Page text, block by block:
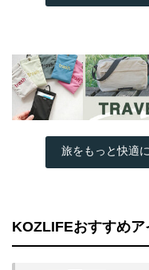
旅をもっと快適
KOZLIFEおすすめア